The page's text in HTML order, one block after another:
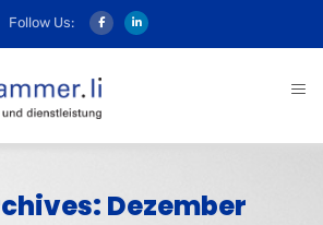
Follow Us:
Dezember